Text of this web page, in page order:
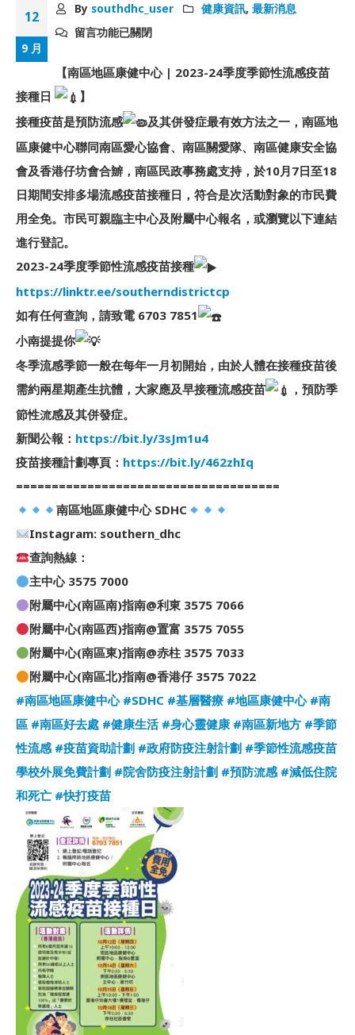
12
9 月
By southdhc_user 健康資訊,最新消息
留言功能已關閉
【南區地區康健中心 | 2023-24季度季節性流感疫苗
接種日
】
接種疫苗是預防流感
及其併發症最有效方法之一，南區地
區康健中心聯同南區愛心協會、南區關愛隊、南區健康安全協
會及香港仔坊會合辧，南區民政事務處支持，於10月7日至18
日期間安排多場流感疫苗接種日，符合是次活動對象的市民費
用全免。市民可親臨主中心及附屬中心報名，或瀏覽以下連結
進行登記。
2023-24季度季節性流感疫苗接種
https://linktr.ee/southerndistrictcp
如有任何查詢，請致電 6703 7851
小南提提你
冬季流感季節一般在每年一月初開始，由於人體在接種疫苗後
需約兩星期產生抗體，大家應及早接種流感疫苗
，預防季
節性流感及其併發症。
新聞公報： https://bit.ly/3sJm1u4
疫苗接種計劃專頁： https://bit.ly/462zhIq
=====================================
南區地區康健中心 SDHC
Instagram: southern_dhc
查詢熱線：
主中心 3575 7000
附屬中心(南區南)指南@利東 3575 7066
附屬中心(南區西)指南@置富 3575 7055
附屬中心(南區東)指南@赤柱 3575 7033
附屬中心(南區北)指南@香港仔 3575 7022
#南區地區康健中心 #SDHC #基層醫療 #地區康健中心 #南
區 #南區好去處 #健康生活 #身心靈健康 #南區新地方 #季節
性流感 #疫苗資助計劃 #政府防疫注射計劃 #季節性流感疫苗
學校外展免費計劃 #院舍防疫注射計劃 #預防流感 #減低住院
和死亡 #快打疫苗